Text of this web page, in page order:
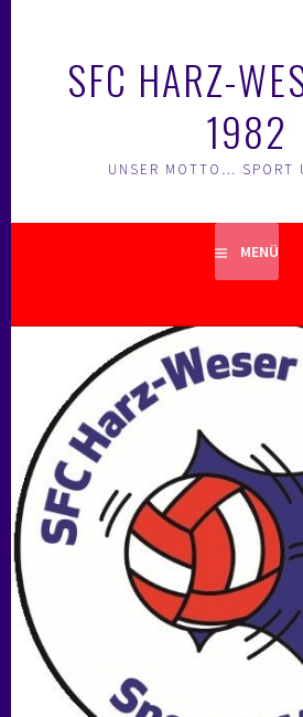
SFC HARZ-
1982
UNSER MOTTO… SPORT
MENÜ